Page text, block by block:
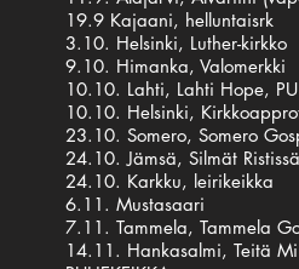
19.9 Kajaani, helluntaisrk
3.10. Helsinki, Luther-kirkko
9.10. Himanka, Valomerkki
10.10. Lahti, Lahti Hope,
10.10. Helsinki,
23.10. Somero, Somero
24.10. Jämsä, Silmät Ristissä
24.10. Karkku, leirikeikka
6.11. Mustasaari
7.11. Tammela, Tammela
14.11. Hankasalmi, Teitä